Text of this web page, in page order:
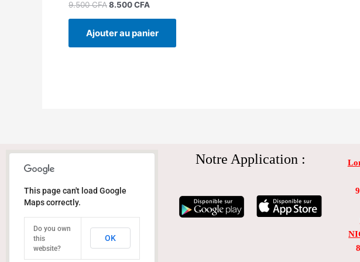
9.500CFA8.500CFA
Ajouter au panier
This page can't load Google
Maps correctly.
Do you own
this
website?
OK
Notre Application :